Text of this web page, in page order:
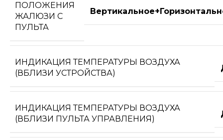
ПОЛОЖЕНИЯ
ЖАЛЮЗИ С
ПУЛЬТА
ИНДИКАЦИЯ ТЕМПЕРАТУРЫ ВОЗДУХА
(ВБЛИЗИ УСТРОЙСТВА)
ИНДИКАЦИЯ ТЕМПЕРАТУРЫ ВОЗДУХА
(ВБЛИЗИ ПУЛЬТА УПРАВЛЕНИЯ)